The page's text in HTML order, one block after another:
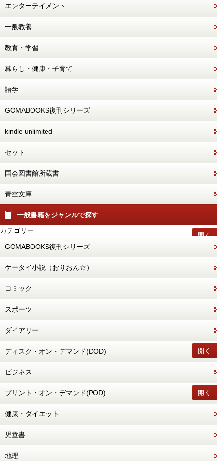
エンターテイメント
一般教養
教育・学習
暮らし・健康・子育て
語学
GOMABOOKS復刊シリーズ
kindle unlimited
セット
国会図書館所蔵書
青空文庫
一般書籍をジャンルで探す
開く
カテゴリー
GOMABOOKS復刊シリーズ
ケータイ小説（おりおん☆）
コミック
スポーツ
ダイアリー
開く
ディスク・オン・デマンド(DOD)
ビジネス
開く
プリント・オン・デマンド(POD)
健康・ダイエット
児童書
地理